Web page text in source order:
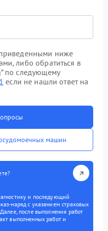
ниже
либо обратиться в
по следующему
если не нашли ответ на
машин
и последующий
наряд с указанием страховых
после выполнения работ
выполненных работ и